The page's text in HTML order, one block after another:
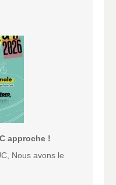
approche !
Nous avons le